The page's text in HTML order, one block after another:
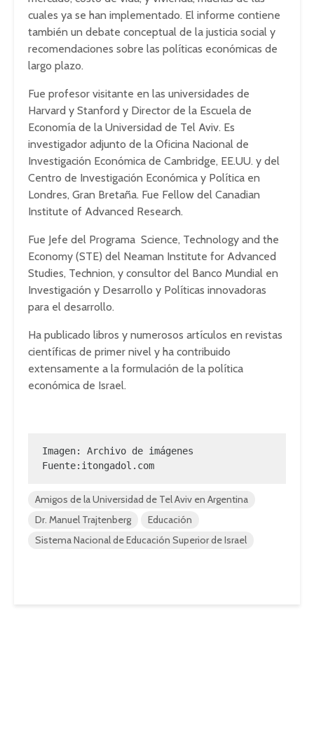
cuales ya se han implementado. El informe contiene
también un debate conceptual de la justicia social y
recomendaciones sobre las políticas económicas de
largo plazo.
Fue profesor visitante en las universidades de
Harvard y Stanford y Director de la Escuela de
Economía de la Universidad de Tel Aviv. Es
investigador adjunto de la Oficina Nacional de
Investigación Económica de Cambridge, EE.UU. y del
Centro de Investigación Económica y Política en
Londres, Gran Bretaña. Fue Fellow del Canadian
Institute of Advanced Research.
Fue Jefe del Programa Science, Technology and the
Economy (STE) del Neaman Institute for Advanced
Studies, Technion, y consultor del Banco Mundial en
Investigación y Desarrollo y Políticas innovadoras
para el desarrollo.
Ha publicado libros y numerosos artículos en revistas
científicas de primer nivel y ha contribuido
extensamente a la formulación de la política
económica de Israel.
Imagen: Archivo de imágenes
Fuente:itongadol.com
Amigos de la Universidad de Tel Aviv en Argentina
Dr. Manuel Trajtenberg
Educación
Sistema Nacional de Educación Superior de Israel